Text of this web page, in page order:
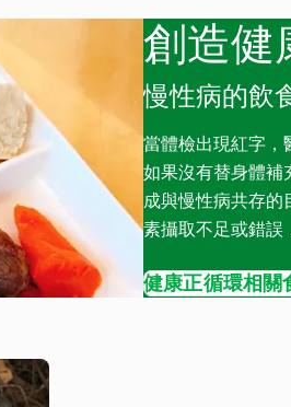
創造健
慢性病的飲
當體檢出現紅字，
如果沒有替身體補
成與慢性病共存的
素攝取不足或錯誤
健康正循環相關